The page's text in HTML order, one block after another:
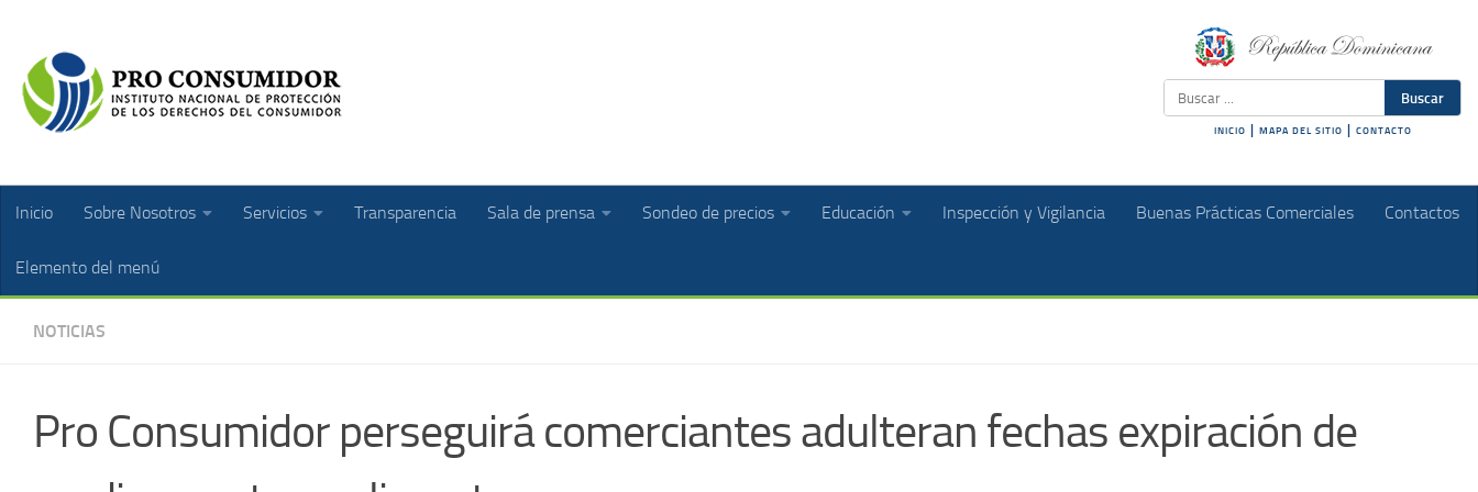
Buscar
INICIO MAPA DEL SITIO CONTACTO
Inicio Sobre Nosotros Servicios Transparencia Sala de prensa Sondeo de precios Educación Inspección y Vigilancia Buenas Prácticas Comerciales Contactos
Elemento del menú
NOTICIAS
Pro Consumidor perseguirá comerciantes adulteran fechas expiración de